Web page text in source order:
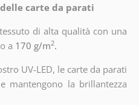
carte da parati
di alta qualità con una
a 170 g/m2.
UV-LED, le carte da parati
mantengono la brillantezza